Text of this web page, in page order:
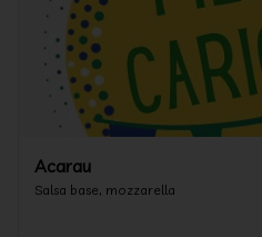
Acarau
Salsa base, mozzarella